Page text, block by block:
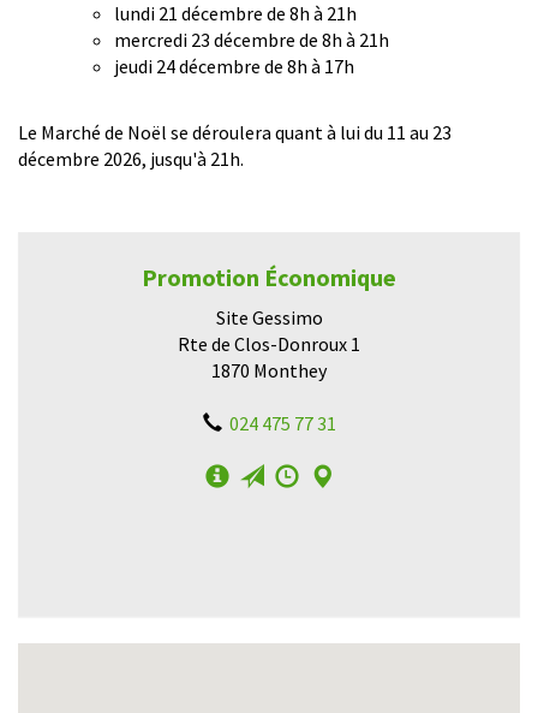
lundi 21 décembre de 8h à 21h
mercredi 23 décembre de 8h à 21h
jeudi 24 décembre de 8h à 17h
Le Marché de Noël se déroulera quant à lui du 11 au 23
décembre 2026, jusqu'à 21h.
Promotion Économique
Site Gessimo
Rte de Clos-Donroux 1
1870 Monthey
024 475 77 31